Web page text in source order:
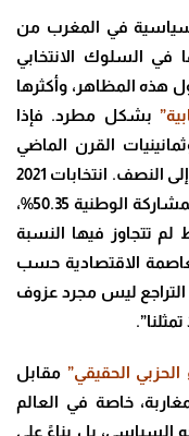
في المغرب من
السلوك الانتخابي
هذه المظاهر، وأكثرها
بشكل مطرد. فإذا
القرن الماضي
تتجاوز 70% أحيانًا، فإنها اليوم لا تصل حتى إلى النصف. انتخابات 2021
كانت صاعقة حقيقية، حيث بلغت نسبة المشاركة الوطنية 50.35%،
لم تتجاوز فيها النسبة
الاقتصادية حسب
إلى أقل من 30%. هذا التراجع ليس مجرد عزوف
الحقيقي” مقابل
خاصة في العالم
السياسي، بل بناءً على